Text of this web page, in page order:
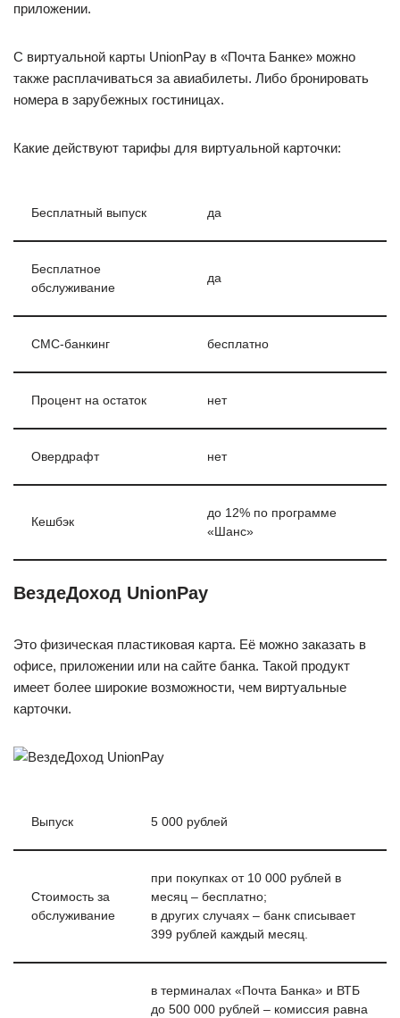
приложении.
С виртуальной карты UnionPay в «Почта Банке» можно
также расплачиваться за авиабилеты. Либо бронировать
номера в зарубежных гостиницах.
Какие действуют тарифы для виртуальной карточки:
Бесплатный выпуск да
Бесплатное
обслуживание
да
СМС-банкинг бесплатно
Процент на остаток нет
Овердрафт нет
Кешбэк
до 12% по программе
«Шанс»
ВездеДоход UnionPay
Это физическая пластиковая карта. Её можно заказать в
офисе, приложении или на сайте банка. Такой продукт
имеет более широкие возможности, чем виртуальные
карточки.
Выпуск 5 000 рублей
Стоимость за
обслуживание
при покупках от 10 000 рублей в
месяц – бесплатно;
в других случаях – банк списывает
399 рублей каждый месяц.
в терминалах «Почта Банка» и ВТБ
до 500 000 рублей – комиссия равна